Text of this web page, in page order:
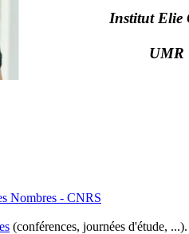
Institut Elie
UMR
Nombres - CNRS
(conférences, journées